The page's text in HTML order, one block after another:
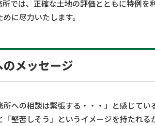
所では、正確な土地の評価とともに特例
に尽力いたします。
メッセージ
所への相談は緊張する・・・」と感じて
「堅苦しそう」というイメージを持たれ